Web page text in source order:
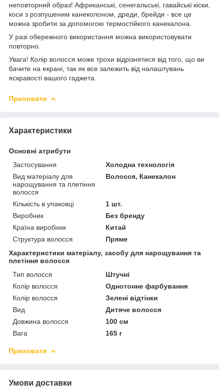
неповторний образ! Африканські, сенегальські, гавайські кіски,
коси з розпушеним канеколоном, дреди, брейди - все це
можна зробити за допомогою термостійкого канекалона.
У разі обережного використання можна використовувати
повторно.
Увага! Колір волосся може трохи відрізнятися від того, що ви
бачите на екрані, так як все залежить від налаштувань
яскравості вашого гаджета.
Приховати
Характеристики
Основні атрибути
Застосування
Холодна технологія
Вид матеріалу для
нарощування та плетіння
волосся
Волосся, Канекалон
Кількість в упаковці
1 шт.
Виробник
Без бренду
Країна виробник
Китай
Структура волосся
Пряме
Характеристики матеріалу, засобу для нарощування та
плетіння волосся
Тип волосся
Штучні
Колір волосся
Однотонне фарбування
Колір волосся
Зелені відтінки
Вид
Дитяче волосся
Довжина волосся
100 см
Вага
165 г
Приховати
Умови доставки